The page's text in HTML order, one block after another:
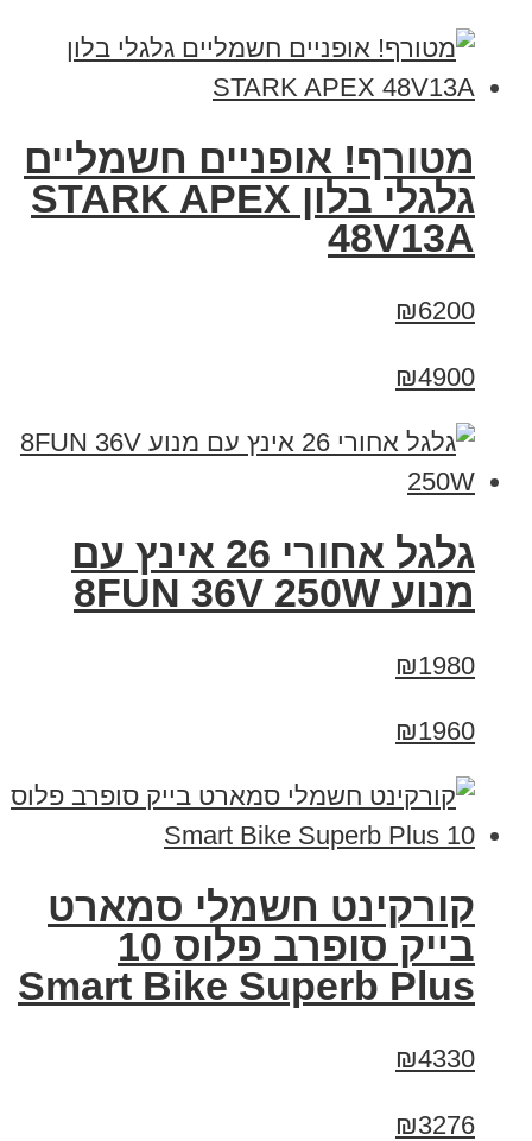
מטורף! אופניים חשמליים
גלגלי בלון STARK APEX
48V13A
₪6200
₪4900
גלגל אחורי 26 אינץ עם
מנוע 8FUN 36V 250W
₪1980
₪1960
קורקינט חשמלי סמארט
בייק סופרב פלוס 10
Smart Bike Superb Plus
₪4330
₪3276